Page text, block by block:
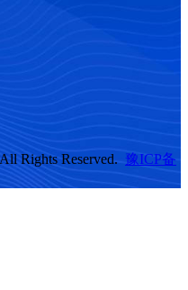
Rights Reserved. 豫ICP备